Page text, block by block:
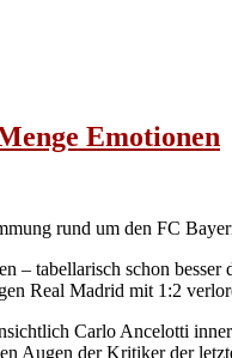
Emotionen
rund um den FC
– tabellarisch schon
Real Madrid mit 1:2
Carlo Ancelotti
Augen der Kritiker der